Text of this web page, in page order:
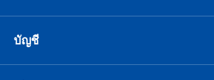
บัญชี